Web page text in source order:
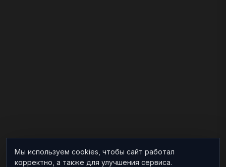
Мы используем cookies, чтобы сайт работал
корректно, а также для улучшения сервиса.